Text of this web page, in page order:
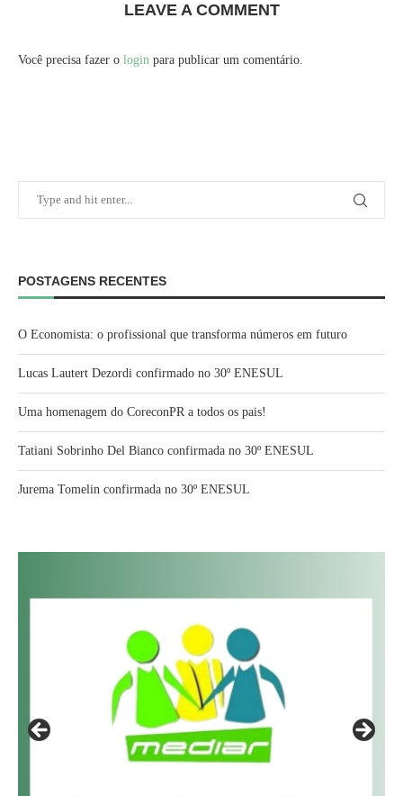
LEAVE A COMMENT
Você precisa fazer o login para publicar um comentário.
POSTAGENS RECENTES
O Economista: o profissional que transforma números em futuro
Lucas Lautert Dezordi confirmado no 30º ENESUL
Uma homenagem do CoreconPR a todos os pais!
Tatiani Sobrinho Del Bianco confirmada no 30º ENESUL
Jurema Tomelin confirmada no 30º ENESUL